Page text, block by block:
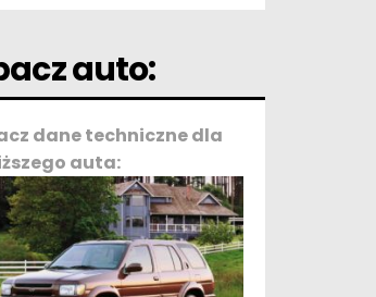
auto:
dane techniczne dla
auta: